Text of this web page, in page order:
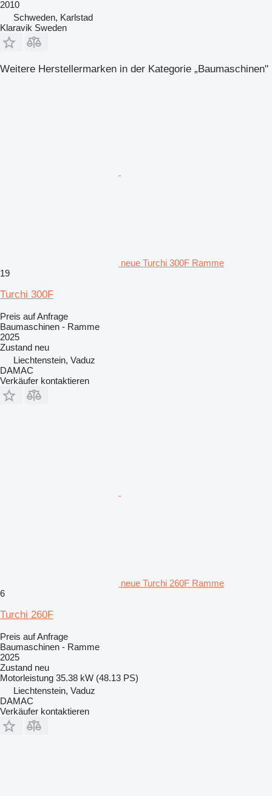
2010
Schweden, Karlstad
Klaravik Sweden
Weitere Herstellermarken in der Kategorie „Baumaschinen"
neue Turchi 300F Ramme
19
Turchi 300F
Preis auf Anfrage
Baumaschinen - Ramme
2025
Zustand neu
Liechtenstein, Vaduz
DAMAC
Verkäufer kontaktieren
neue Turchi 260F Ramme
6
Turchi 260F
Preis auf Anfrage
Baumaschinen - Ramme
2025
Zustand neu
Motorleistung 35.38 kW (48.13 PS)
Liechtenstein, Vaduz
DAMAC
Verkäufer kontaktieren